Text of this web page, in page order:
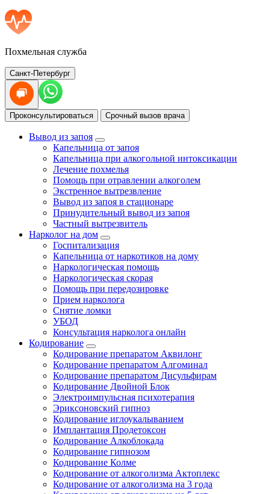
Похмельная служба
Санкт-Петербург
Проконсультироваться Срочный вызов врача
Вывод из запоя
Капельница от запоя
Капельница при алкогольной интоксикации
Лечение похмелья
Помощь при отравлении алкоголем
Экстренное вытрезвление
Вывод из запоя в стационаре
Принудительный вывод из запоя
Частный вытрезвитель
Нарколог на дом
Госпитализация
Капельница от наркотиков на дому
Наркологическая помощь
Наркологическая скорая
Помощь при передозировке
Прием нарколога
Снятие ломки
УБОД
Консультация нарколога онлайн
Кодирование
Кодирование препаратом Аквилонг
Кодирование препаратом Алгоминал
Кодирование препаратом Дисульфирам
Кодирование Двойной Блок
Электроимпульсная психотерапия
Эриксоновский гипноз
Кодирование иглоукалыванием
Имплантация Продетоксон
Кодирование Алкоблокада
Кодирование гипнозом
Кодирование Колме
Кодирование от алкоголизма Актоплекс
Кодирование от алкоголизма на 3 года